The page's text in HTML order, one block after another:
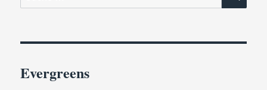
nach:
Evergreens